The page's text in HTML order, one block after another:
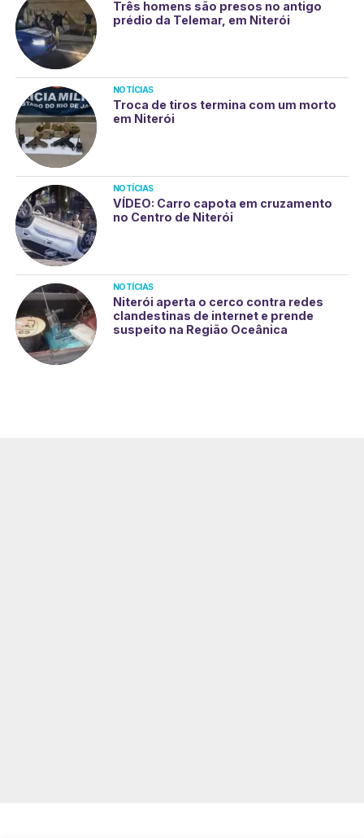
Três homens são presos no antigo
prédio da Telemar, em Niterói
NOTÍCIAS
Troca de tiros termina com um morto
em Niterói
NOTÍCIAS
VÍDEO: Carro capota em cruzamento
no Centro de Niterói
NOTÍCIAS
Niterói aperta o cerco contra redes
clandestinas de internet e prende
suspeito na Região Oceânica